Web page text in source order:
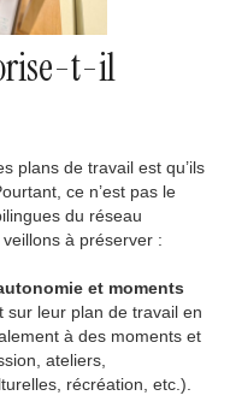
t-il
plans de travail est qu’ils
ce n’est pas le
du réseau
à préserver :
et moments
sur leur plan de travail en
à des moments et
ateliers,
récréation, etc.).